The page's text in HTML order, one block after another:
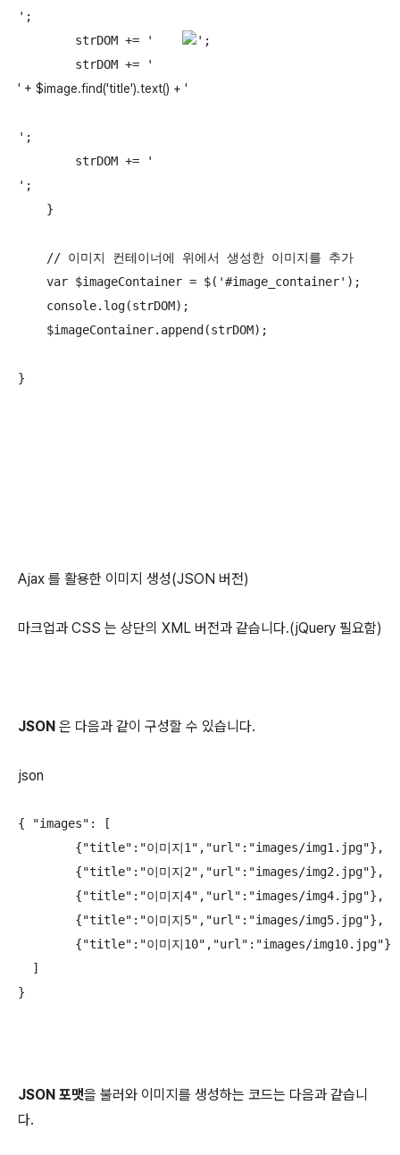
';
        strDOM += '
';
        strDOM += '
' + $image.find('title').text() + '
';
        strDOM += '
';
    }
    // 이미지 컨테이너에 위에서 생성한 이미지를 추가
    var $imageContainer = $('#image_container');
    console.log(strDOM);
    $imageContainer.append(strDOM);
}
Ajax 를 활용한 이미지 생성(JSON 버전)
마크업과 CSS 는 상단의 XML 버전과 같습니다.(jQuery 필요함)
JSON 은 다음과 같이 구성할 수 있습니다.
json
{ "images": [
  ]
}
JSON 포맷을 불러와 이미지를 생성하는 코드는 다음과 같습니
다.